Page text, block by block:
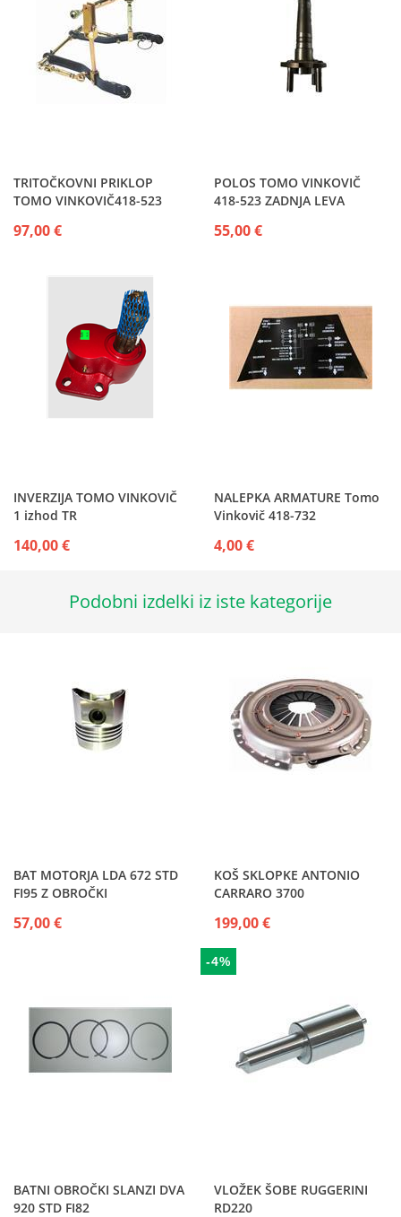
TRITOČKOVNI PRIKLOP
TOMO VINKOVIČ418-523
97,00 €
POLOS TOMO VINKOVIČ
418-523 ZADNJA LEVA
55,00 €
INVERZIJA TOMO VINKOVIČ
1 izhod TR
140,00 €
NALEPKA ARMATURE Tomo
Vinkovič 418-732
4,00 €
Podobni izdelki iz iste kategorije
BAT MOTORJA LDA 672 STD
FI95 Z OBROČKI
57,00 €
KOŠ SKLOPKE ANTONIO
CARRARO 3700
199,00 €
BATNI OBROČKI SLANZI DVA
920 STD FI82
-4%
VLOŽEK ŠOBE RUGGERINI
RD220